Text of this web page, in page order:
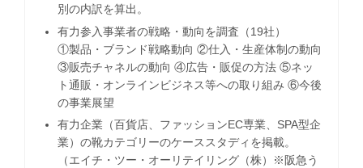
別の内訳を算出。
有力参入事業者の戦略・動向を調査（19社）
①製品・ブランド戦略動向 ②仕入・生産体制の動向
③販売チャネルの動向 ④広告・販促の方法 ⑤ネッ
ト通販・オンラインビジネス等への取り組み ⑥今後
の事業展望
有力企業（百貨店、ファッションEC専業、SPA型企
業）の靴カテゴリーのケーススタディを掲載。
（エイチ・ツー・オーリテイリング（株）※阪急う